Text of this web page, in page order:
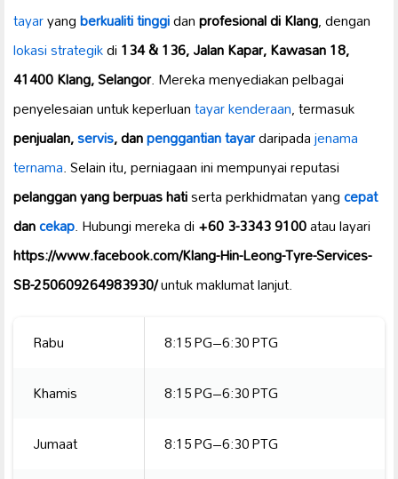
tayaryangberkualiti tinggidanprofesional di Klang, dengan
lokasi strategikdi134 & 136, Jalan Kapar, Kawasan 18,
41400 Klang, Selangor. Mereka menyediakan pelbagai
penyelesaian untuk keperluantayar kenderaan, termasuk
penjualan,servis, danpenggantian tayardaripadajenama
ternama. Selain itu, perniagaan ini mempunyai reputasi
pelanggan yang berpuas hatiserta perkhidmatan yangcepat
dancekap. Hubungi mereka di+60 3-3343 9100atau layari
https://www.facebook.com/Klang-Hin-Leong-Tyre-Services-
SB-250609264983930/untuk maklumat lanjut.
Rabu
8:15 PG–6:30 PTG
Khamis
8:15 PG–6:30 PTG
Jumaat
8:15 PG–6:30 PTG